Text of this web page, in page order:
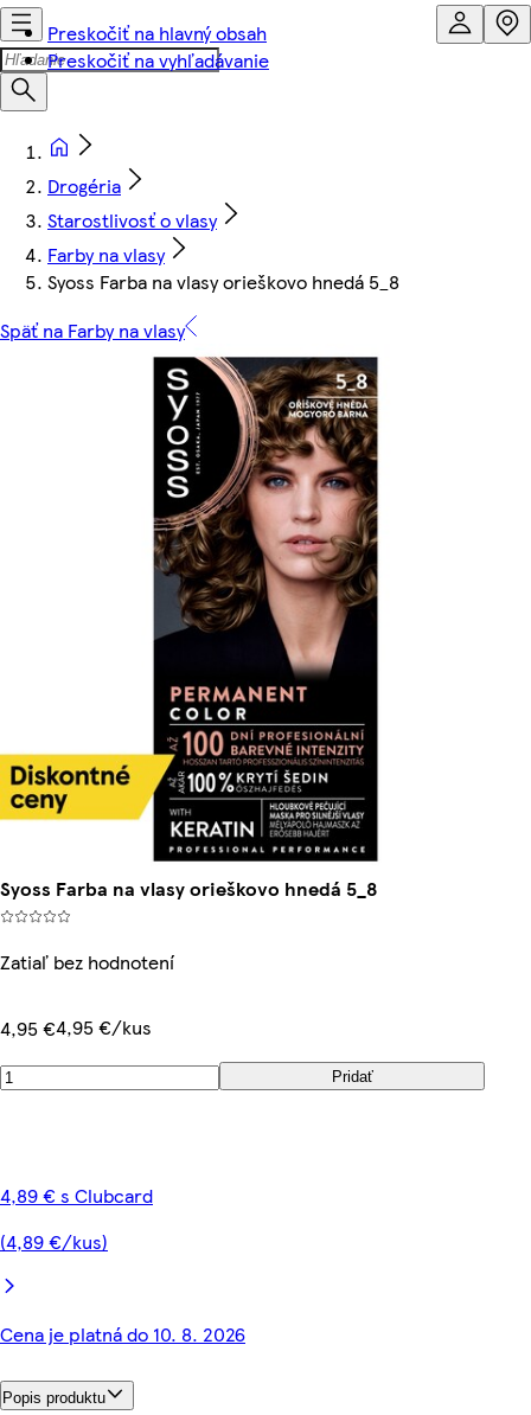
Preskočiť na hlavný obsah
Preskočiť na vyhľadávanie
Drogéria
Starostlivosť o vlasy
Farby na vlasy
Syoss Farba na vlasy orieškovo hnedá 5_8
Späť na Farby na vlasy
Syoss Farba na vlasy orieškovo hnedá 5_8
Zatiaľ bez hodnotení
4,95 €4,95 €/kus
Pridať
4,89 € s Clubcard
(4,89 €/kus)
Cena je platná do 10. 8. 2026
Popis produktu